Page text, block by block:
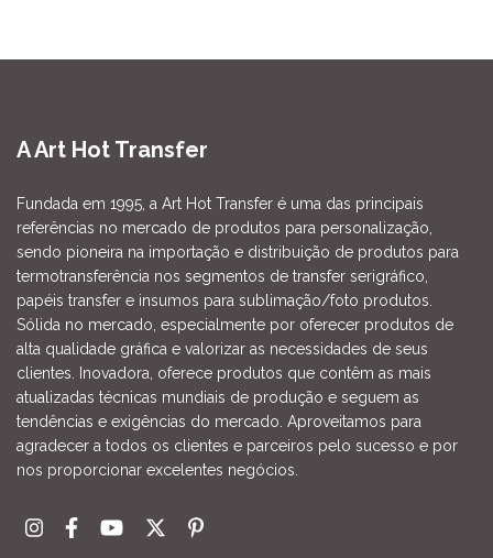
A Art Hot Transfer
Fundada em 1995, a Art Hot Transfer é uma das principais
referências no mercado de produtos para personalização,
sendo pioneira na importação e distribuição de produtos para
termotransferência nos segmentos de transfer serigráfico,
papéis transfer e insumos para sublimação/foto produtos.
Sólida no mercado, especialmente por oferecer produtos de
alta qualidade gráfica e valorizar as necessidades de seus
clientes. Inovadora, oferece produtos que contêm as mais
atualizadas técnicas mundiais de produção e seguem as
tendências e exigências do mercado. Aproveitamos para
agradecer a todos os clientes e parceiros pelo sucesso e por
nos proporcionar excelentes negócios.